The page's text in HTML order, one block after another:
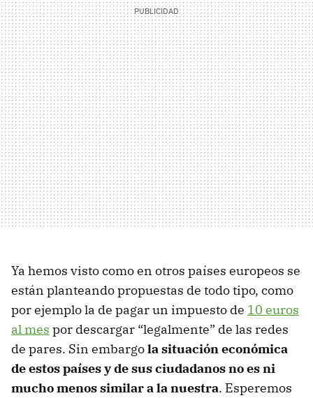
Ya hemos visto como en otros países europeos se
están planteando propuestas de todo tipo, como
por ejemplo la de pagar un impuesto de 10 euros
al mes por descargar “legalmente” de las redes
de pares. Sin embargola situación económica
de estos países y de sus ciudadanos no es ni
mucho menos similar a la nuestra. Esperemos